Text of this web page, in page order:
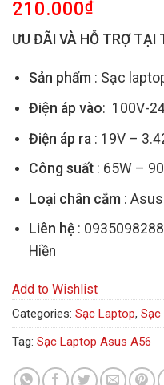
out of 5
based on
customer
210.000₫
ƯU ĐÃI VÀ HỖ TRỢ TẠI
Sản phẩm : Sạc
Điện áp vào: 100V-
Điện áp ra: 19V –
Công suất: 65W –
Loại chân cắm :
Liên hệ:
Hiền
Add to Wishlist
Categories: Sạc Laptop, Sạc
Tag: Sạc Laptop Asus A56